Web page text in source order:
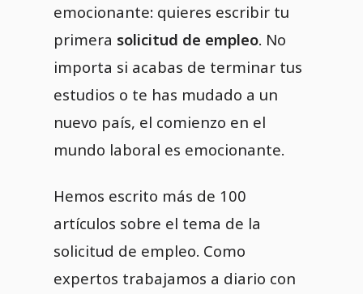
emocionante: quieres escribir tu
primera solicitud de empleo. No
importa si acabas de terminar tus
estudios o te has mudado a un
nuevo país, el comienzo en el
mundo laboral es emocionante.
Hemos escrito más de 100
artículos sobre el tema de la
solicitud de empleo. Como
expertos trabajamos a diario con